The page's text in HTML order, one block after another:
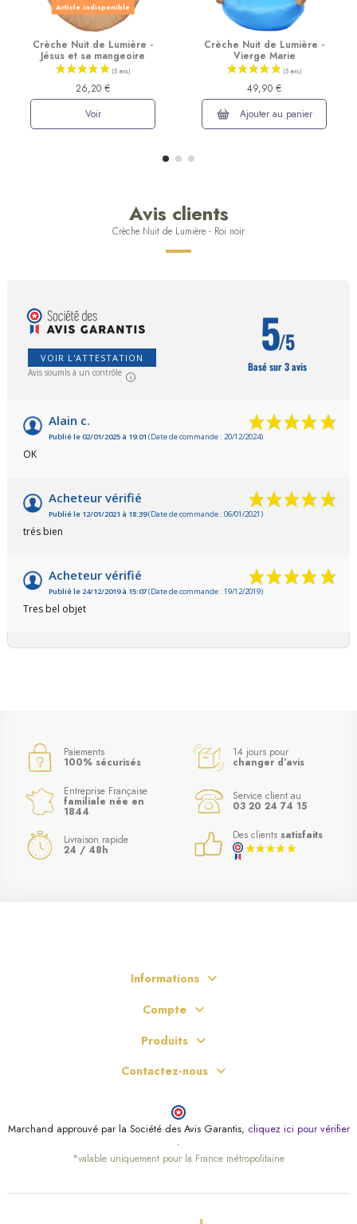
Article indisponible
Crèche Nuit de Lumière -
Jésus et sa mangeoire
(5 avis)
26,20 €
Voir
Crèche Nuit de Lumière -
Vierge Marie
49,90 €
Ajouter au panier
Avis clients
Crèche Nuit de Lumière - Roi noir
VOIR L'ATTESTATION
Avis soumis à un contrôle
5/5
Basé sur 3 avis
Alain c.
Publié le 02/01/2025 à 19:01 (Date de commande : 20/12/2024)
OK
Acheteur vérifié
Publié le 12/01/2021 à 18:39(Date de commande : 06/01/2021)
trés bien
Acheteur vérifié
Publié le 24/12/2019 à 15:07(Date de commande : 19/12/2019)
Tres bel objet
Paiements
100% sécurisés
14 jours pour
changer d’avis
Entreprise Française
familiale née en
1844
Service client au
03 20 24 74 15
Livraison rapide
24 / 48h
Des clients satisfaits
Informations
Compte
Produits
Contactez-nous
Marchand approuvé par la Société des Avis Garantis, cliquez ici pour vérifier
.
*valable uniquement pour la France métropolitaine